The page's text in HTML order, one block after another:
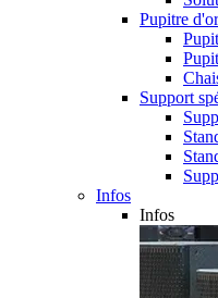
Pupitre
Support
Infos
Infos